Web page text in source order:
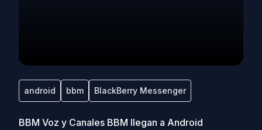
android bbm BlackBerry Messenger
BBM Voz y Canales BBM llegan a Android